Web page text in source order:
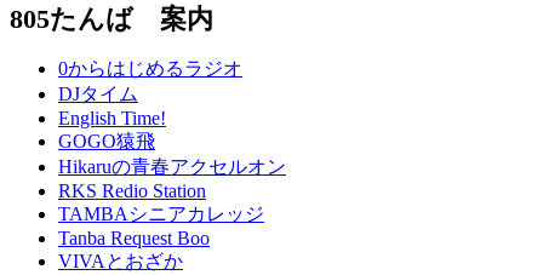
805たんば 案内
0からはじめるラジオ
DJタイム
English Time!
GOGO猿飛
Hikaruの青春アクセルオン
RKS Redio Station
TAMBAシニアカレッジ
Tanba Request Boo
VIVAとおざか